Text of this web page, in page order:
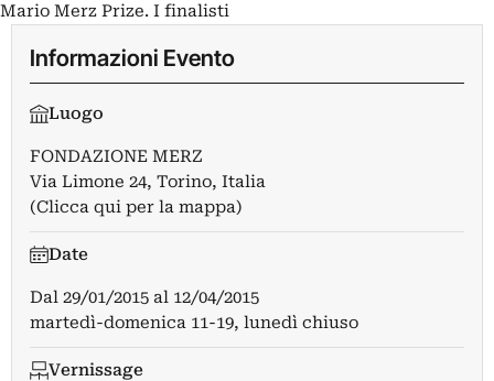
Mario Merz Prize. I finalisti
Informazioni Evento
Luogo
FONDAZIONE MERZ
Via Limone 24, Torino, Italia
(Clicca qui per la mappa)
Date
Dal 29/01/2015 al 12/04/2015
martedì-domenica 11-19, lunedì chiuso
Vernissage